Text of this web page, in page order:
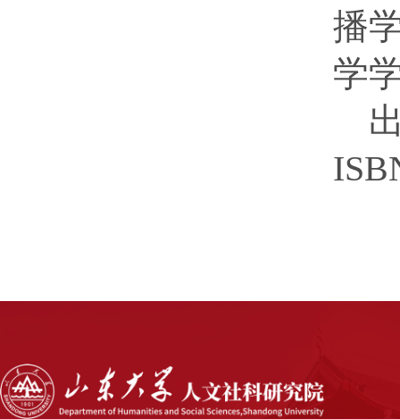
播
学
出